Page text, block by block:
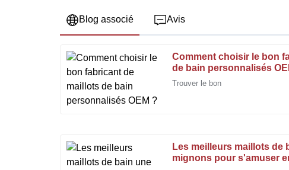
Blog associé Avis
Comment choisir le bon
de bain personnalisés
Trouver le bon
Les meilleurs maillots de
mignons pour s'amuser
R
Rita
Bell
La qualité exceptionnelle du produit s'accompagne d'un
Robert